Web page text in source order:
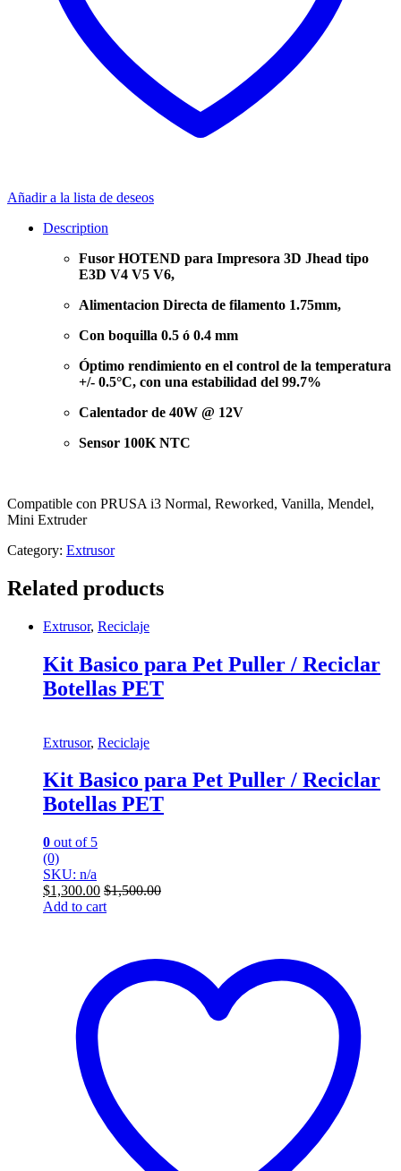
Añadir a la lista de deseos
Description
Fusor HOTEND para Impresora 3D Jhead tipo
E3D V4 V5 V6,
Alimentacion Directa de filamento 1.75mm,
Con boquilla 0.5 ó 0.4 mm
Óptimo rendimiento en el control de la temperatura
+/- 0.5°C, con una estabilidad del 99.7%
Calentador de 40W @ 12V
Sensor 100K NTC
Compatible con PRUSA i3 Normal, Reworked, Vanilla, Mendel,
Mini Extruder
Category: Extrusor
Related products
Extrusor, Reciclaje
Kit Basico para Pet Puller / Reciclar
Botellas PET
Extrusor, Reciclaje
Kit Basico para Pet Puller / Reciclar
Botellas PET
0 out of 5
(0)
SKU: n/a
$1,300.00 $1,500.00
Add to cart